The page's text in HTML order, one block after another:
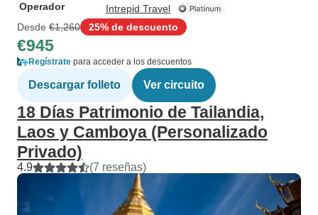
Operador
Intrepid Travel
Desde €1,260 25% de descuento
€945
Regístrate para acceder a los descuentos
Descargar folleto Ver circuito
18 Días Patrimonio de Tailandia,
Laos y Camboya (Personalizado
Privado)
4.9 (7 reseñas)